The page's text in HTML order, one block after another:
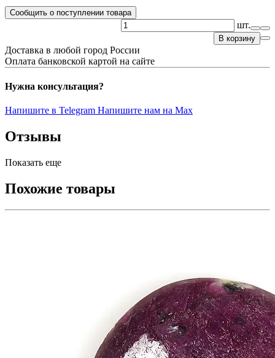
Сообщить о поступлении товара
шт.
В корзину
Доставка в любой город России
Оплата банковской картой на сайте
Нужна консультация?
Напишите в Telegram Напишите нам на Max
Отзывы
Показать еще
Похожие товары